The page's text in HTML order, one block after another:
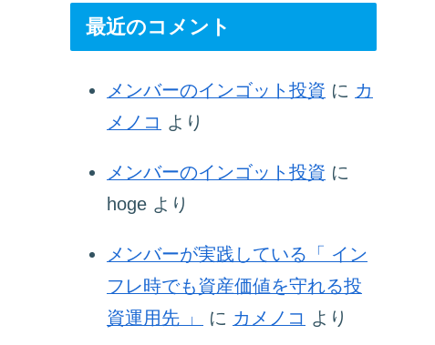
最近のコメント
メンバーのインゴット投資 に カ
メノコ より
メンバーのインゴット投資 に
hoge より
メンバーが実践している「 イン
フレ時でも資産価値を守れる投
資運用先 」
に カメノコ より